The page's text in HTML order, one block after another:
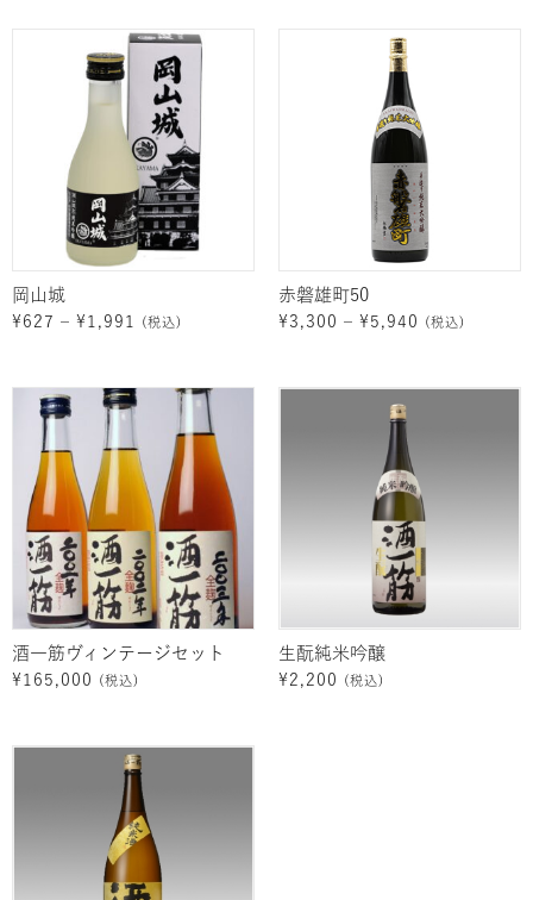
岡山城
¥ 627 – ¥ 1,991
価
帯:
¥627
¥1,991
(税込)
赤磐雄町50
¥ 3,300 – ¥ 5,940
¥5,940
(税込)
酒一筋ヴィンテージセット
¥ 165,000 (税込)
生酛純米吟醸
¥ 2,200 (税込)
価
¥2,860